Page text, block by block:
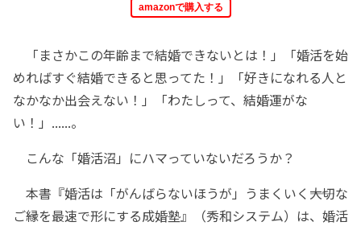
amazonで購入する
「まさかこの年齢まで結婚できないとは！」「婚活を始
めればすぐ結婚できると思ってた！」「好きになれる人と
なかなか出会えない！」「わたしって、結婚運がな
い！」......。
こんな「婚活沼」にハマっていないだろうか？
本書『婚活は「がんばらないほうが」うまくいく――大切な
ご縁を最速で形にする成婚塾』（秀和システム）は、婚活